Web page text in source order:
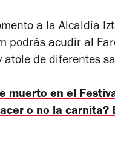
a la Alcaldía
podrás acudir al
de diferentes
muerto en el
o no la carnita?